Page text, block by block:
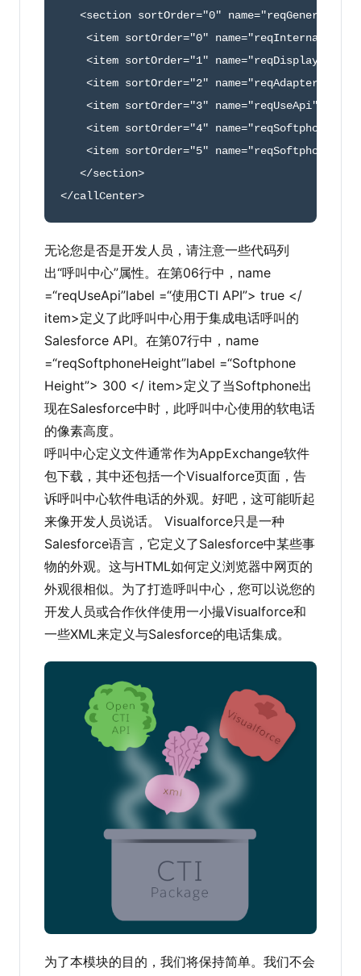
<section sortOrder="0" name=
<item sortOrder="0" name="reqInternalName"
<item sortOrder="1" name="reqDisplayName"
<item sortOrder="2" name="reqAdapterUrl"
<item sortOrder="3" name="reqUseApi"
<item sortOrder="4" name=
<item sortOrder="5" name=
</section>
</callCenter>
无论您是否是开发人员，请注意一些代码列
出“呼叫中心”属性。在第06行中，name
=“reqUseApi”label =“使用CTI API”> true </
item>定义了此呼叫中心用于集成电话呼叫的
Salesforce API。在第07行中，name
=“reqSoftphoneHeight”label =“Softphone
Height”> 300 </ item>定义了当Softphone出
现在Salesforce中时，此呼叫中心使用的软电话
的像素高度。
呼叫中心定义文件通常作为AppExchange软件
包下载，其中还包括一个Visualforce页面，告
诉呼叫中心软件电话的外观。好吧，这可能听起
来像开发人员说话。 Visualforce只是一种
Salesforce语言，它定义了Salesforce中某些事
物的外观。这与HTML如何定义浏览器中网页的
外观很相似。为了打造呼叫中心，您可以说您的
开发人员或合作伙伴使用一小撮Visualforce和
一些XML来定义与Salesforce的电话集成。
为了本模块的目的，我们将保持简单。我们不会